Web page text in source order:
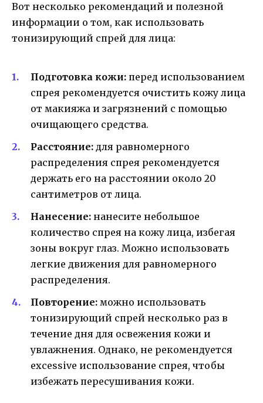
Вот несколько рекомендаций и полезной
информации о том, как использовать
тонизирующий спрей для лица:
Подготовка кожи: перед использованием
спрея рекомендуется очистить кожу лица
от макияжа и загрязнений с помощью
очищающего средства.
Расстояние: для равномерного
распределения спрея рекомендуется
держать его на расстоянии около 20
сантиметров от лица.
Нанесение: нанесите небольшое
количество спрея на кожу лица, избегая
зоны вокруг глаз. Можно использовать
легкие движения для равномерного
распределения.
Повторение: можно использовать
тонизирующий спрей несколько раз в
течение дня для освежения кожи и
увлажнения. Однако, не рекомендуется
exсessive использование спрея, чтобы
избежать пересушивания кожи.